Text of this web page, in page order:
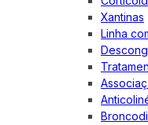
Xantinas
Linha